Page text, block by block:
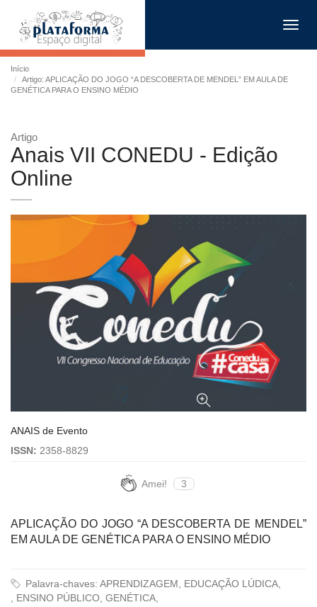
Início
Artigo: APLICAÇÃO DO JOGO “A DESCOBERTA DE MENDEL” EM AULA DE
GENÉTICA PARA O ENSINO MÉDIO
Artigo
Anais VII CONEDU - Edição
Online
ANAIS de Evento
ISSN: 2358-8829
Amei! 3
APLICAÇÃO DO JOGO “A DESCOBERTA DE MENDEL”
EM AULA DE GENÉTICA PARA O ENSINO MÉDIO
Palavra-chaves: APRENDIZAGEM, EDUCAÇÃO LÚDICA,
, ENSINO PÚBLICO, GENÉTICA,